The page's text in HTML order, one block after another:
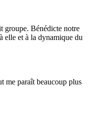
groupe. Bénédicte notre
elle et à la dynamique du
me paraît beaucoup plus